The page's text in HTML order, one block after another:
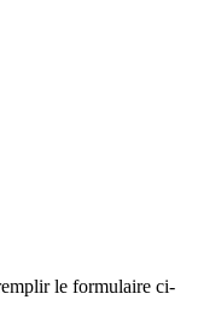
le formulaire ci-